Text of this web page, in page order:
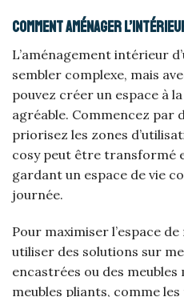
Comment aménager
L’aménagement intérieur
sembler complexe, mais
pouvez créer un espace à
agréable. Commencez par
priorisez les zones
cosy peut être transformé
gardant un espace de vie
journée.
Pour maximiser l’espace
utiliser des solutions sur
encastrées ou des
meubles pliants, comme